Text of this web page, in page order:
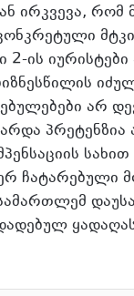
ირკვევა,
2-ის
არ
ყადაღას